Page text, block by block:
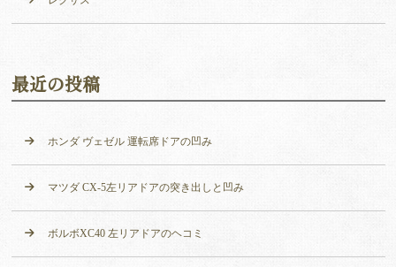
最近の投稿
ホンダ ヴェゼル 運転席ドアの凹み
マツダ CX-5左リアドアの突き出しと凹み
ボルボXC40 左リアドアのヘコミ